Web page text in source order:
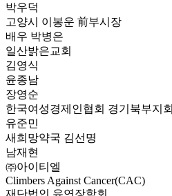
박우덕
고양시 이봉운 前부시장
배우 박병은
일산밝은교회
김영식
윤종남
장영순
한국여성경제인협회 경기북부지회
유준민
새희망약국 김선명
남재현
㈜아이티엘
Climbers Against Cancer(CAC)
재단법인 유연장학회